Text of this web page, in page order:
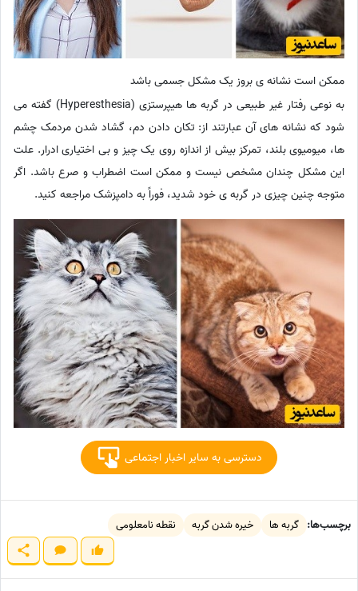
ممکن است نشانه ی بروز یک مشکل جسمی باشد
به نوعی رفتار غیر طبیعی در گربه ها هیپرستزی (Hyperesthesia) گفته می
شود که نشانه های آن عبارتند از: تکان دادن دم، گشاد شدن مردمک چشم
ها، میومیوی بلند، تمرکز بیش از اندازه روی یک چیز و بی اختیاری ادرار. علت
این مشکل چندان مشخص نیست و ممکن است اضطراب و صرع باشد. اگر
متوجه چنین چیزی در گربه ی خود شدید، فوراً به دامپزشک مراجعه کنید.
دسترسی به سایر اخبار اجتماعی
برچسب‌ها: گربه ها خیره شدن گربه نقطه نامعلومی